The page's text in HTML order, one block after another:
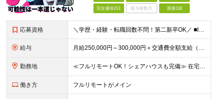
完全週休2日 賞与複数月 面接1回
応募資格 ＼学歴・経験・転職回数不問！第二新卒OK／ ■IT・Web業界の仕事に興味がある方 ■将来を見据えて手に職をつけたい方 ★20～30代が活躍中！同年代の仲間と一緒に働きたいという方にもピッタリです ★
給与 ⽉給250,000円～300,000円＋交通費全額⽀給（正社員登⽤後︓昇給年4回） ※給与は経験・スキルなどを考慮の上、最終決定いたします ※上記額にはみなし残業代(⽉14時間分、2万4,648円分
勤務地 ≪フルリモートOK！シェアハウスも完備≫ 在宅勤務(通勤不要)、または希望により一都三県・大阪・名古屋・福岡を中心とした全国の各プロジェクト先での勤務となります。 ※直行直帰OK ★勤務エリアはご希望
働き方 フルリモートがメイン